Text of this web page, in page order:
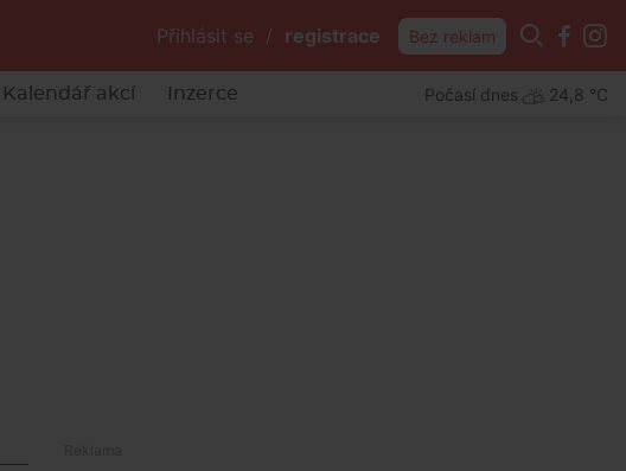
Přihlásit se / registrace Bez reklam
Kalendář akcí Inzerce Počasí dnes 24,8 °C